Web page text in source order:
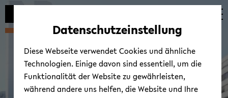
Automatische
vermeiden
zum
wechseln
zum
wechseln
zum
wechseln
Datenschutzeinstellung
Diese Webseite verwendet Cookies und ähnliche
Technologien. Einige davon sind essentiell, um die
Funktionalität der Website zu gewährleisten,
während andere uns helfen, die Website und Ihre